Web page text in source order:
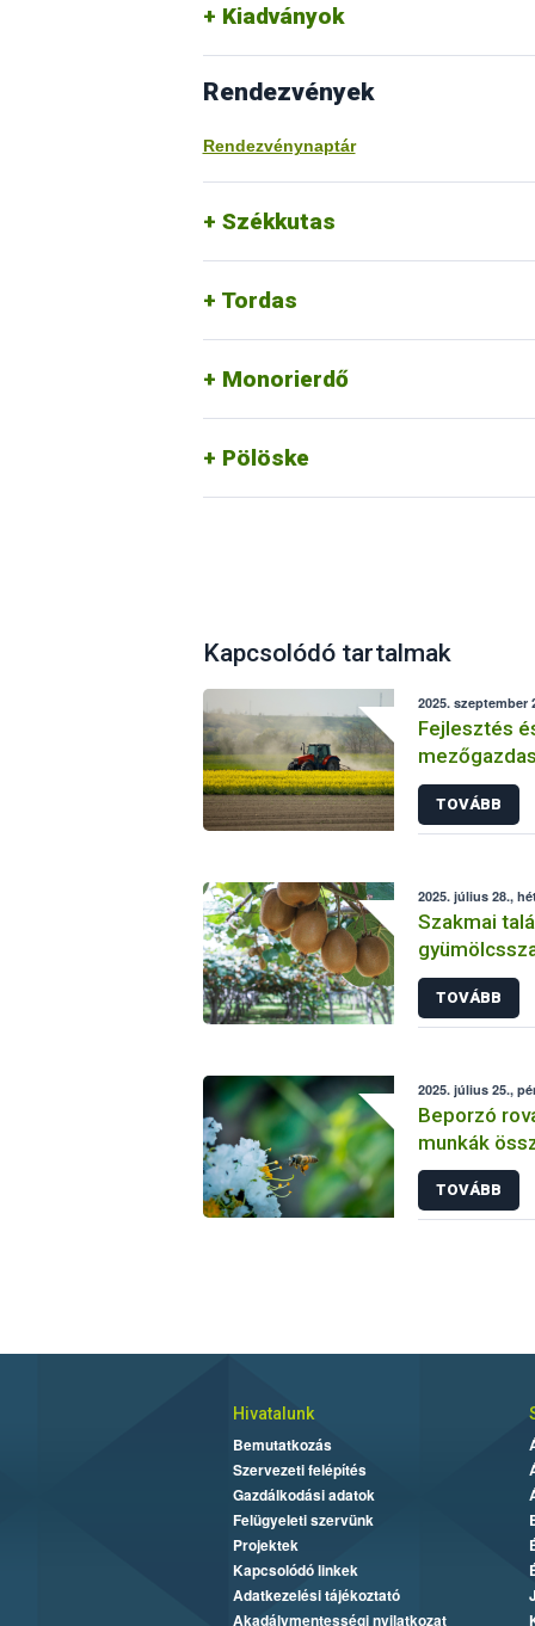
Kiadványok
Rendezvények
Rendezvénynaptár
Székkutas
Tordas
Monorierdő
Pölöske
Kapcsolódó tartalmak
2025. szeptember
Fejlesztés
Sikeresen
üzemi
TOVÁBB
2025. július 28.,
Szakmai
TOVÁBB
2025. július 25.,
Beporzó
munkák
fókuszban a
TOVÁBB
Hivatalunk
Bemutatkozás
Szervezeti felépítés
Gazdálkodási adatok
Felügyeleti szervünk
Projektek
Kapcsolódó linkek
Adatkezelési tájékoztató
Akadálymentességi nyilatkozat